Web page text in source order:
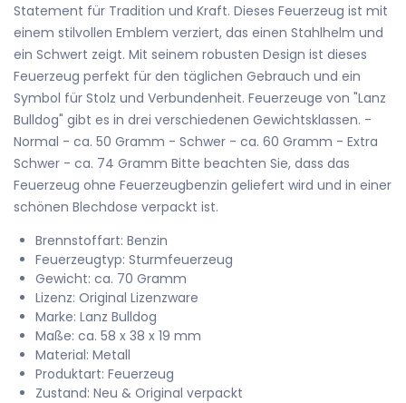
Statement für Tradition und Kraft. Dieses Feuerzeug ist mit
einem stilvollen Emblem verziert, das einen Stahlhelm und
ein Schwert zeigt. Mit seinem robusten Design ist dieses
Feuerzeug perfekt für den täglichen Gebrauch und ein
Symbol für Stolz und Verbundenheit. Feuerzeuge von "Lanz
Bulldog" gibt es in drei verschiedenen Gewichtsklassen. -
Normal - ca. 50 Gramm - Schwer - ca. 60 Gramm - Extra
Schwer - ca. 74 Gramm Bitte beachten Sie, dass das
Feuerzeug ohne Feuerzeugbenzin geliefert wird und in einer
schönen Blechdose verpackt ist.
Brennstoffart: Benzin
Feuerzeugtyp: Sturmfeuerzeug
Gewicht: ca. 70 Gramm
Lizenz: Original Lizenzware
Marke: Lanz Bulldog
Maße: ca. 58 x 38 x 19 mm
Material: Metall
Produktart: Feuerzeug
Zustand: Neu & Original verpackt